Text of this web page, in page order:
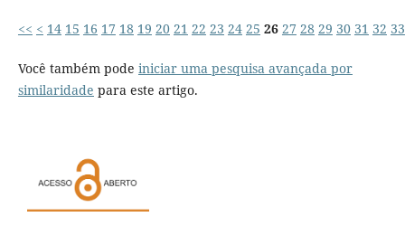
<< < 14 15 16 17 18 19 20 21 22 23 24 25 26 27 28 29 30 31 32 33
Você também pode iniciar uma pesquisa avançada por
similaridade para este artigo.